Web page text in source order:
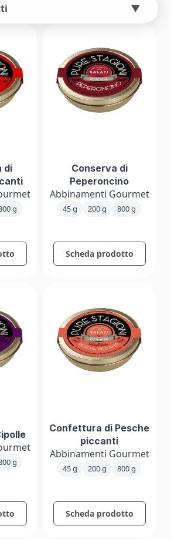
▼
di
g
Conserva di
Peperoncino
Abbinamenti Gourmet
45 g 200 g 800 g
Scheda prodotto
g
Confettura di Pesche
piccanti
Abbinamenti Gourmet
45 g 200 g 800 g
Scheda prodotto